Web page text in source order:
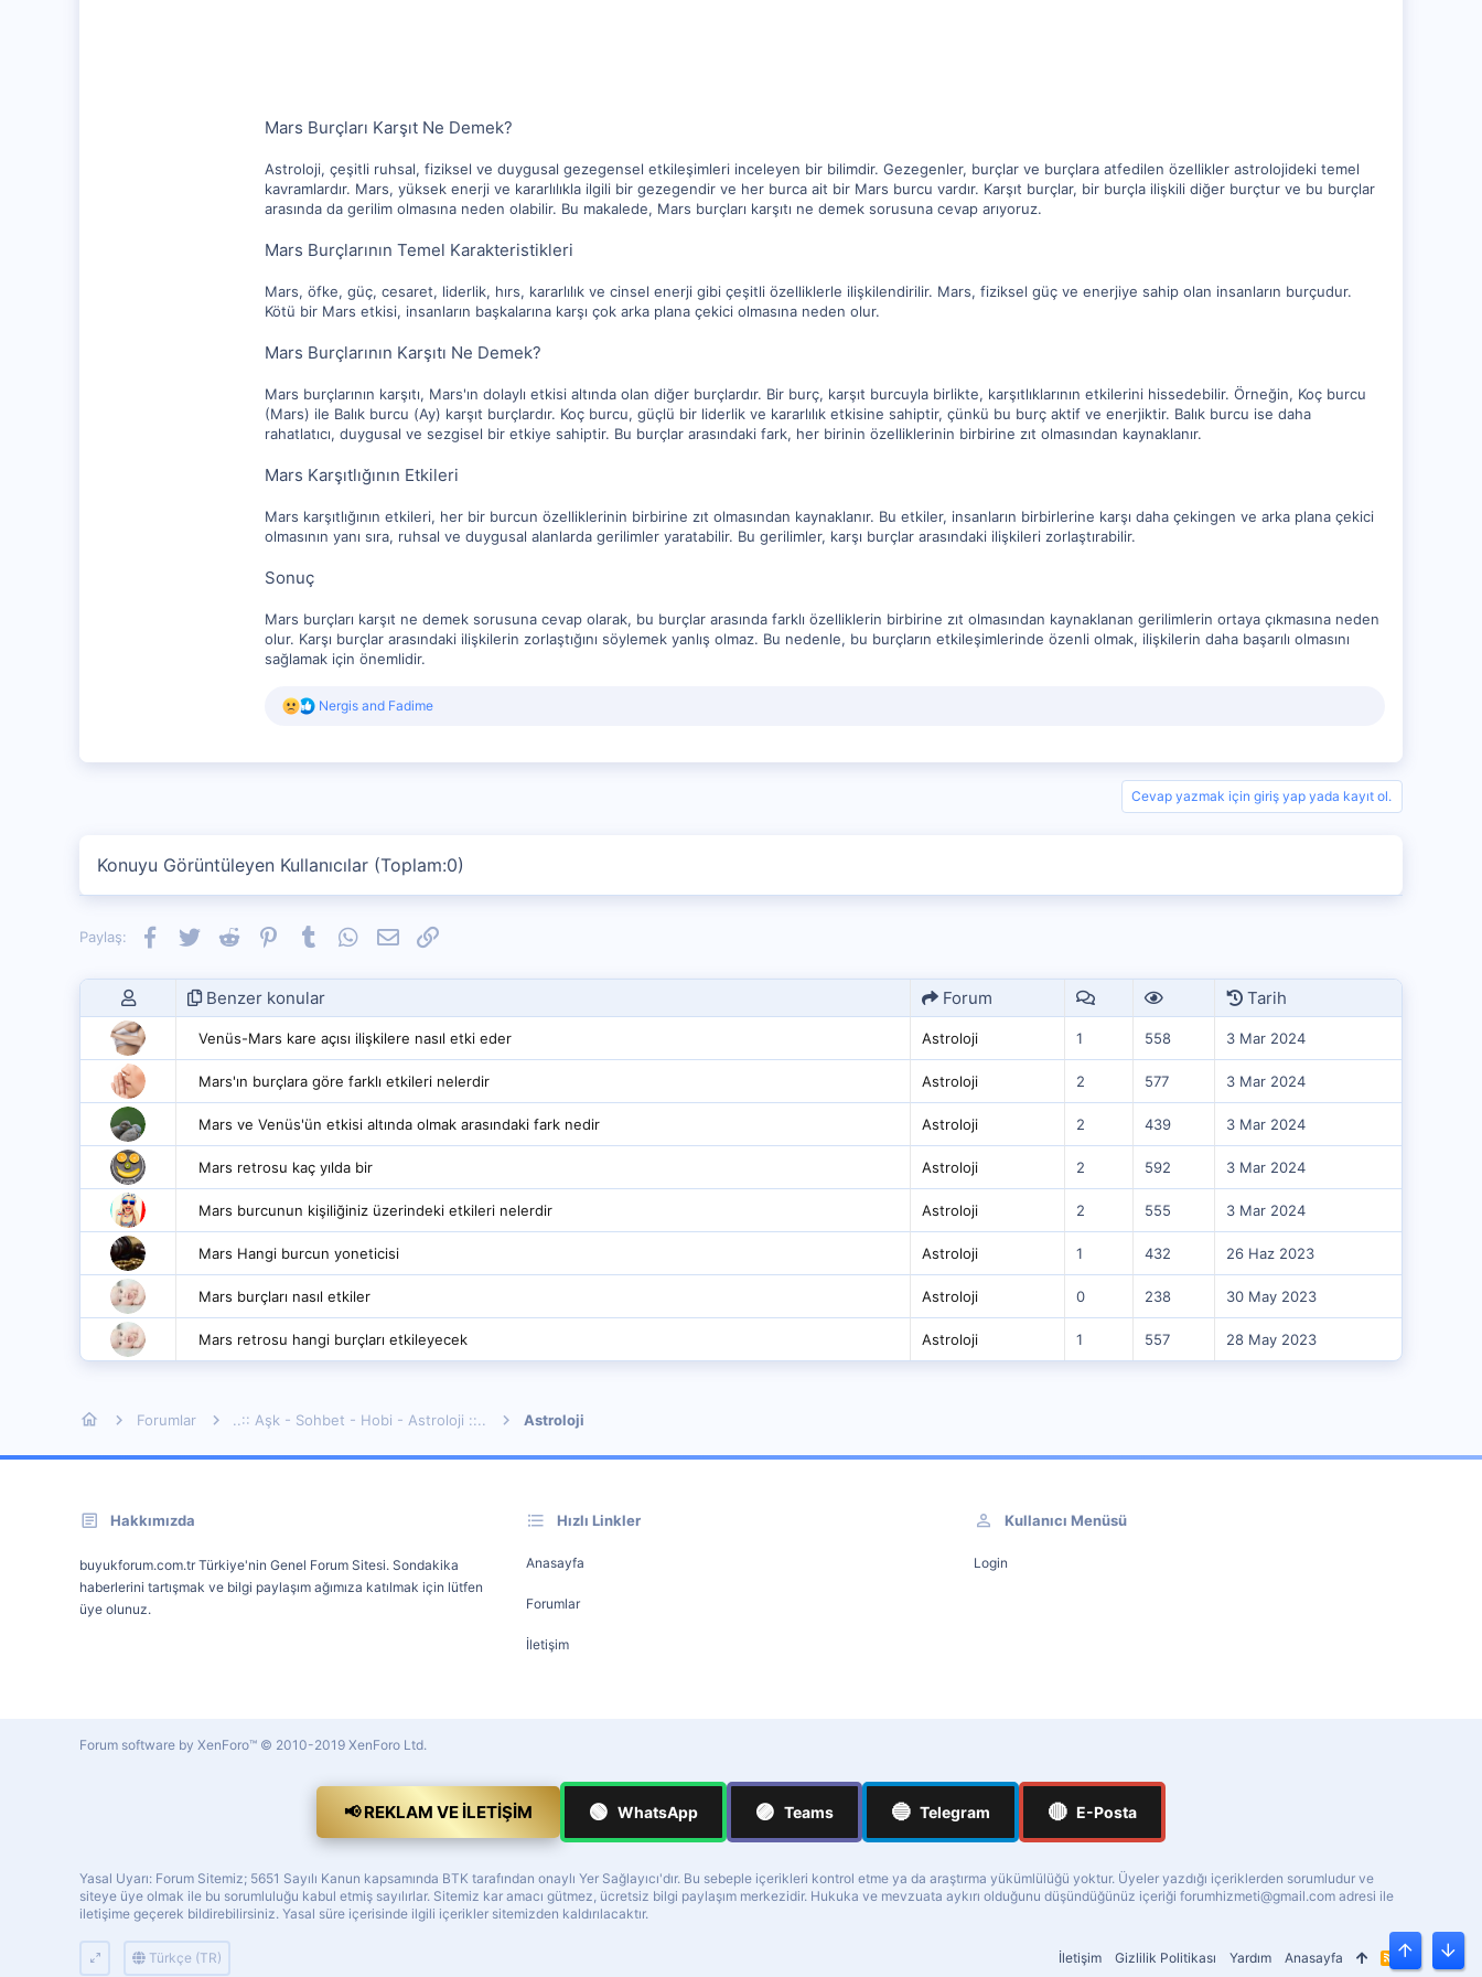
Mars Burçları Karşıt Ne Demek?
Astroloji, çeşitli ruhsal, fiziksel ve duygusal gezegensel etkileşimleri inceleyen bir bilimdir. Gezegenler, burçlar ve burçlara atfedilen özellikler astrolojideki temel
kavramlardır. Mars, yüksek enerji ve kararlılıkla ilgili bir gezegendir ve her burca ait bir Mars burcu vardır. Karşıt burçlar, bir burçla ilişkili diğer burçtur ve bu burçlar
arasında da gerilim olmasına neden olabilir. Bu makalede, Mars burçları karşıtı ne demek sorusuna cevap arıyoruz.
Mars Burçlarının Temel Karakteristikleri
Mars, öfke, güç, cesaret, liderlik, hırs, kararlılık ve cinsel enerji gibi çeşitli özelliklerle ilişkilendirilir. Mars, fiziksel güç ve enerjiye sahip olan insanların burçudur.
Kötü bir Mars etkisi, insanların başkalarına karşı çok arka plana çekici olmasına neden olur.
Mars Burçlarının Karşıtı Ne Demek?
Mars burçlarının karşıtı, Mars'ın dolaylı etkisi altında olan diğer burçlardır. Bir burç, karşıt burcuyla birlikte, karşıtlıklarının etkilerini hissedebilir. Örneğin, Koç burcu
(Mars) ile Balık burcu (Ay) karşıt burçlardır. Koç burcu, güçlü bir liderlik ve kararlılık etkisine sahiptir, çünkü bu burç aktif ve enerjiktir. Balık burcu ise daha
rahatlatıcı, duygusal ve sezgisel bir etkiye sahiptir. Bu burçlar arasındaki fark, her birinin özelliklerinin birbirine zıt olmasından kaynaklanır.
Mars Karşıtlığının Etkileri
Mars karşıtlığının etkileri, her bir burcun özelliklerinin birbirine zıt olmasından kaynaklanır. Bu etkiler, insanların birbirlerine karşı daha çekingen ve arka plana çekici
olmasının yanı sıra, ruhsal ve duygusal alanlarda gerilimler yaratabilir. Bu gerilimler, karşı burçlar arasındaki ilişkileri zorlaştırabilir.
Sonuç
Mars burçları karşıt ne demek sorusuna cevap olarak, bu burçlar arasında farklı özelliklerin birbirine zıt olmasından kaynaklanan gerilimlerin ortaya çıkmasına neden
olur. Karşı burçlar arasındaki ilişkilerin zorlaştığını söylemek yanlış olmaz. Bu nedenle, bu burçların etkileşimlerinde özenli olmak, ilişkilerin daha başarılı olmasını
sağlamak için önemlidir.
R
:
Nergis and Fadime
Cevap yazmak için giriş yap yada kayıt ol.
Konuyu Görüntüleyen Kullanıcılar (Toplam:0)
Paylaş: Facebook
TwitterReddit PinterestTumblrWhatsApp
E-postaLink
Benzer konular Forum Tarih
Venüs-Mars kare açısı ilişkilere nasıl etki eder Astroloji 1 558 3 Mar 2024
Mars'ın burçlara göre farklı etkileri nelerdir Astroloji 2 577 3 Mar 2024
Mars ve Venüs'ün etkisi altında olmak arasındaki fark nedir Astroloji 2 439 3 Mar 2024
Mars retrosu kaç yılda bir Astroloji 2 592 3 Mar 2024
Mars burcunun kişiliğiniz üzerindeki etkileri nelerdir Astroloji 2 555 3 Mar 2024
Mars Hangi burcun yoneticisi Astroloji 1 432 26 Haz 2023
Mars burçları nasıl etkiler Astroloji 0 238 30 May 2023
Mars retrosu hangi burçları etkileyecek Astroloji 1 557 28 May 2023
Forumlar ..:: Aşk - Sohbet - Hobi - Astroloji ::.. Astroloji
Hakkımızda
buyukforum.com.tr Türkiye'nin Genel Forum Sitesi. Sondakika
haberlerini tartışmak ve bilgi paylaşım ağımıza katılmak için lütfen
üye olunuz.
Hızlı Linkler
Anasayfa
Forumlar
İletişim
Kullanıcı Menüsü
Login
Türkçe (TR) İletişim Gizlilik Politikası Yardım Anasayfa
S
Forum software by XenForo™ © 2010-2019 XenForo Ltd.
📢 REKLAM VE İLETIŞIM 🟢 WhatsApp 🟣 Teams 🔵 Telegram 🔴 E-Posta
Yasal Uyarı: Forum Sitemiz; 5651 Sayılı Kanun kapsamında BTK tarafından onaylı Yer Sağlayıcı'dır. Bu sebeple içerikleri kontrol etme ya da araştırma yükümlülüğü yoktur. Üyeler yazdığı içeriklerden sorumludur ve
siteye üye olmak ile bu sorumluluğu kabul etmiş sayılırlar. Sitemiz kar amacı gütmez, ücretsiz bilgi paylaşım merkezidir. Hukuka ve mevzuata aykırı olduğunu düşündüğünüz içeriği forumhizmeti@gmail.com adresi ile
iletişime geçerek bildirebilirsiniz. Yasal süre içerisinde ilgili içerikler sitemizden kaldırılacaktır.
Üst Alt